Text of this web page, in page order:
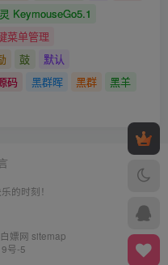
KeymouseGo5.1
菜单管理
鼓
默认
码
黑群晖 黑群
黑羊
的时刻！
嫖网 sitemap
号-5